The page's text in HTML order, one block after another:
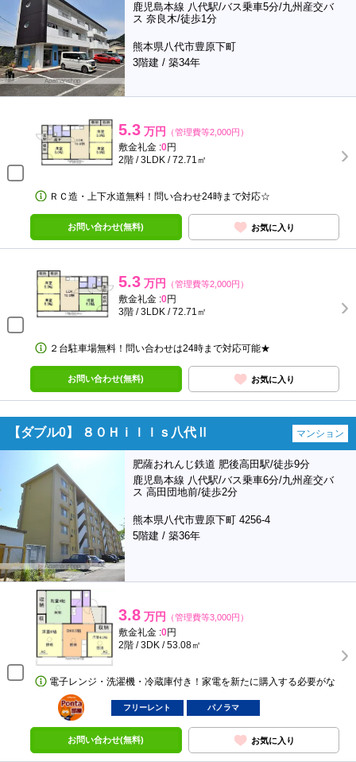
鹿児島本線 八代駅/バス乗車5分/九州産交バ
ス 奈良木/徒歩1分
熊本県八代市豊原下町
3階建 / 築34年
5.3 万円 （管理費等2,000円）
敷金礼金 :0円
2階 / 3LDK / 72.71㎡
ＲＣ造・上下水道無料！問い合わせ24時まで対応☆
お問い合わせ(無料) お気に入り
5.3 万円 （管理費等2,000円）
敷金礼金 :0円
3階 / 3LDK / 72.71㎡
２台駐車場無料！問い合わせは24時まで対応可能★
お問い合わせ(無料) お気に入り
【ダブル0】 ８０Ｈｉｌｌｓ八代Ⅱ マンション
肥薩おれんじ鉄道 肥後高田駅/徒歩9分
鹿児島本線 八代駅/バス乗車6分/九州産交バ
ス 高田団地前/徒歩2分
熊本県八代市豊原下町 4256-4
5階建 / 築36年
3.8 万円 （管理費等3,000円）
敷金礼金 :0円
2階 / 3DK / 53.08㎡
電子レンジ・洗濯機・冷蔵庫付き！家電を新たに購入する必要がな
ポンタ
部屋
フリーレント パノラマ
お問い合わせ(無料) お気に入り